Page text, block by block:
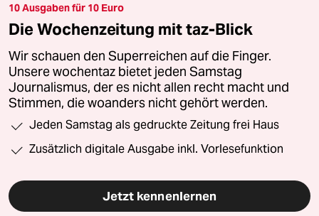
10 Ausgaben für 10 Euro
Die Wochenzeitung mit taz-Blick
Wir schauen den Superreichen auf die Finger.
Unsere wochentaz bietet jeden Samstag
Journalismus, der es nicht allen recht macht und
Stimmen, die woanders nicht gehört werden.
Jeden Samstag als gedruckte Zeitung frei Haus
Zusätzlich digitale Ausgabe inkl. Vorlesefunktion
Jetzt kennenlernen